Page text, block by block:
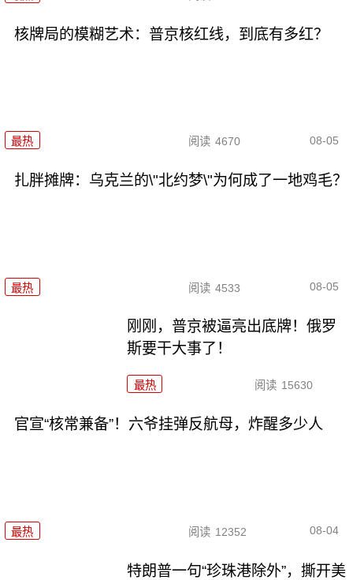
核牌局的模糊艺术：普京核红线，到底有多红？
最热 阅读 4670 08-05
扎胖摊牌：乌克兰的\"北约梦\"为何成了一地鸡毛？
最热 阅读 4533 08-05
刚刚，普京被逼亮出底牌！俄罗
斯要干大事了！
最热 阅读 15630
官宣“核常兼备”！六爷挂弹反航母，炸醒多少人
最热 阅读 12352 08-04
特朗普一句“珍珠港除外”，撕开美